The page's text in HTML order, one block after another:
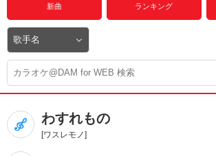
DAM★とも動画
DAM★とも録音
カラオケ＠DAM
ユーザー検索
新曲 ランキング
わすれもの
[ワスレモノ]